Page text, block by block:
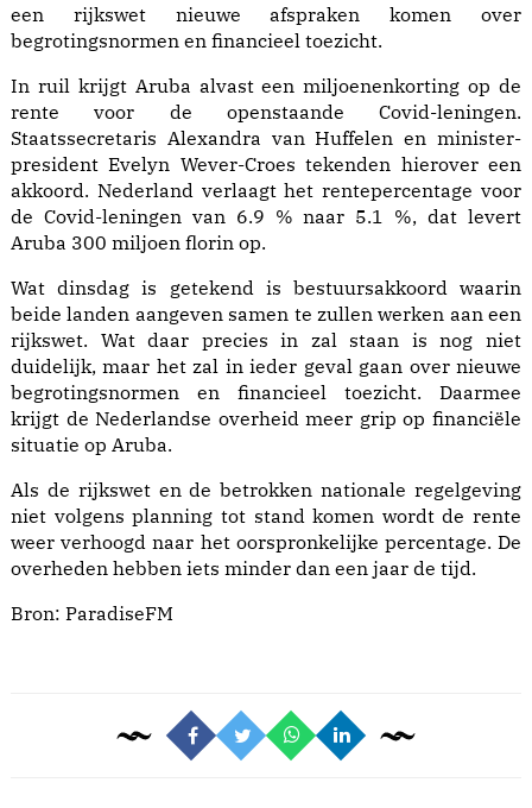
een rijkswet nieuwe afspraken komen over
begrotingsnormen en financieel toezicht.
In ruil krijgt Aruba alvast een miljoenenkorting op de
rente voor de openstaande Covid-leningen.
Staatssecretaris Alexandra van Huffelen en minister-
president Evelyn Wever-Croes tekenden hierover een
akkoord. Nederland verlaagt het rentepercentage voor
de Covid-leningen van 6.9 % naar 5.1 %, dat levert
Aruba 300 miljoen florin op.
Wat dinsdag is getekend is bestuursakkoord waarin
beide landen aangeven samen te zullen werken aan een
rijkswet. Wat daar precies in zal staan is nog niet
duidelijk, maar het zal in ieder geval gaan over nieuwe
begrotingsnormen en financieel toezicht. Daarmee
krijgt de Nederlandse overheid meer grip op financiële
situatie op Aruba.
Als de rijkswet en de betrokken nationale regelgeving
niet volgens planning tot stand komen wordt de rente
weer verhoogd naar het oorspronkelijke percentage. De
overheden hebben iets minder dan een jaar de tijd.
Bron: ParadiseFM